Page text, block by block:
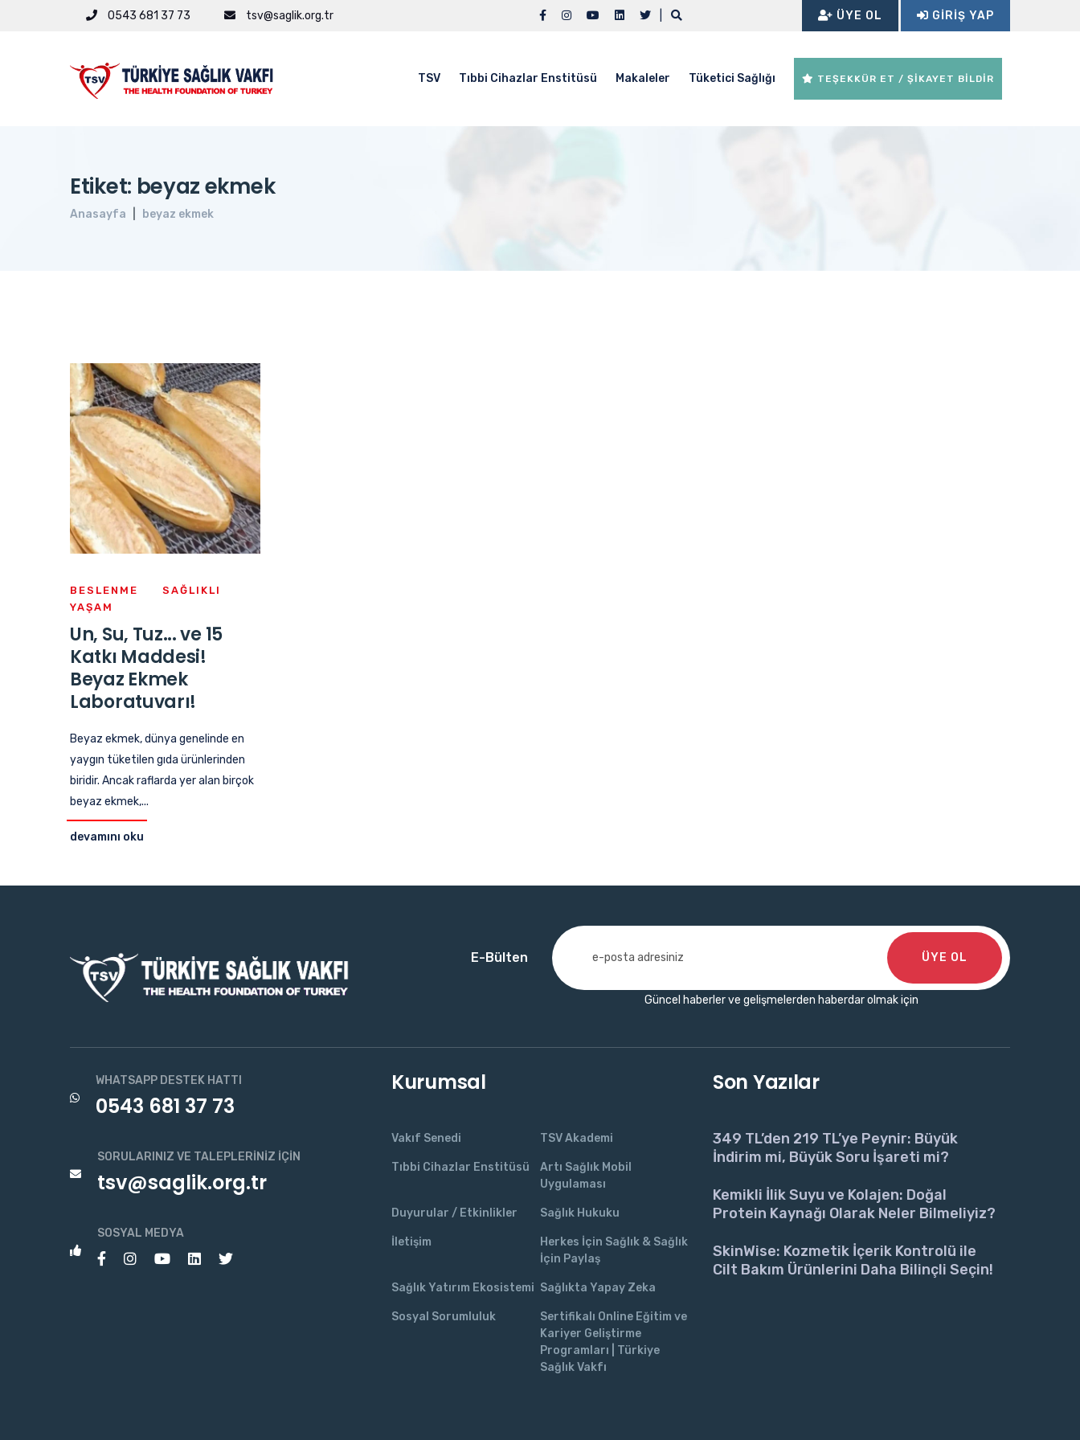
0543 681 37 73 tsv@saglik.org.tr ÜYE OL GIRIŞ YAP
TSV Tıbbi Cihazlar Enstitüsü Makaleler Tüketici Sağlığı TEŞEKKÜR ET / ŞİKAYET BİLDİR
Etiket: beyaz ekmek
Anasayfa beyaz ekmek
BESLENME
SAĞLIKLI
YAŞAM
Un, Su, Tuz... ve 15
Katkı Maddesi!
Beyaz Ekmek
Laboratuvarı!
Beyaz ekmek, dünya genelinde en
yaygın tüketilen gıda ürünlerinden
biridir. Ancak raflarda yer alan birçok
beyaz ekmek,...
devamını oku
E-Bülten
Güncel haberler ve gelişmelerden haberdar olmak için
ÜYE OL
WHATSAPP DESTEK HATTI
0543 681 37 73
SORULARINIZ VE TALEPLERINIZ İÇIN
tsv@saglik.org.tr
SOSYAL MEDYA
Kurumsal
Vakıf Senedi TSV Akademi
Tıbbi Cihazlar Enstitüsü
Artı Sağlık Mobil
Uygulaması
Duyurular / Etkinlikler Sağlık Hukuku
İletişim
Herkes İçin Sağlık & Sağlık
İçin Paylaş
Sağlık Yatırım Ekosistemi Sağlıkta Yapay Zeka
Sosyal Sorumluluk
Sertifikalı Online Eğitim ve
Kariyer Geliştirme
Programları | Türkiye
Sağlık Vakfı
Son Yazılar
349 TL’den 219 TL’ye Peynir: Büyük
İndirim mi, Büyük Soru İşareti mi?
Kemikli İlik Suyu ve Kolajen: Doğal
Protein Kaynağı Olarak Neler Bilmeliyiz?
SkinWise: Kozmetik İçerik Kontrolü ile
Cilt Bakım Ürünlerini Daha Bilinçli Seçin!